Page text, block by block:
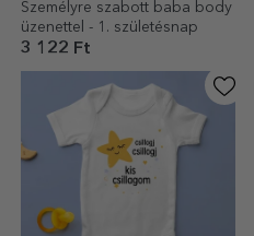
Személyre szabott baba body
üzenettel - 1. születésnap
3 122 Ft